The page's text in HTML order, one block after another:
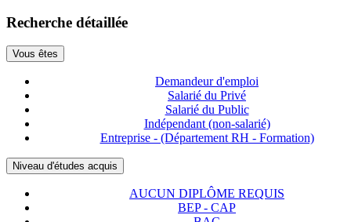
Recherche détaillée
Vous êtes
Demandeur d'emploi
Salarié du Privé
Salarié du Public
Indépendant (non-salarié)
Entreprise - (Département RH - Formation)
Niveau d'études acquis
AUCUN DIPLÔME REQUIS
BEP - CAP